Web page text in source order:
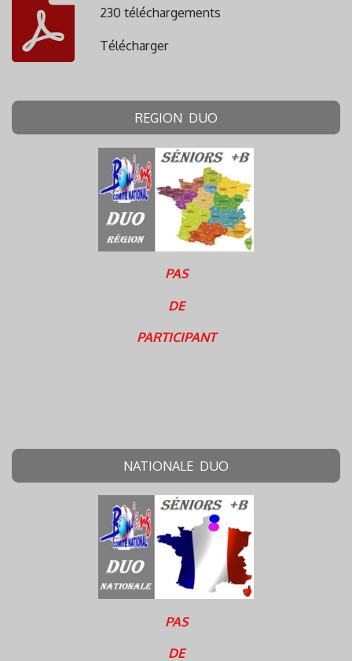
230 téléchargements
Télécharger
REGION DUO
PAS
DE
PARTICIPANT
NATIONALE DUO
PAS
DE